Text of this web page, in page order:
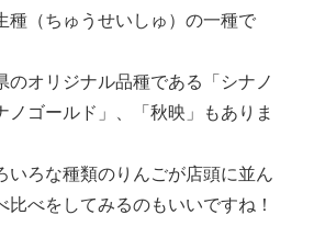
種（ちゅうせいしゅ）の一種で
のオリジナル品種である「シナノ
ノゴールド」、「秋映」もありま
ろな種類のりんごが店頭に並ん
比べをしてみるのもいいですね！